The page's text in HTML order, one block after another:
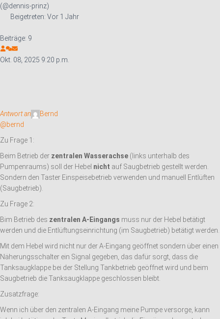
(@dennis-prinz)
Beigetreten: Vor 1 Jahr
Beiträge: 9
Okt. 08, 2025 9:20 p.m.
Antwort an
Bernd
@bernd
Zu Frage 1:
Beim Betrieb der zentralen Wasserachse (links unterhalb des
Pumpenraums) soll der Hebel nicht auf Saugbetrieb gestellt werden.
Sondern den Taster Einspeisebetrieb verwenden und manuell Entlüften
(Saugbetrieb).
Zu Frage 2:
Bim Betrieb des zentralen A-Eingangs muss nur der Hebel betätigt
werden und die Entlüftungseinrichtung (im Saugbetrieb) betätigt werden.
Mit dem Hebel wird nicht nur der A-Eingang geöffnet sondern über einen
Näherungsschalter ein Signal gegeben, das dafür sorgt, dass die
Tanksaugklappe bei der Stellung Tankbetrieb geöffnet wird und beim
Saugbetrieb die Tanksaugklappe geschlossen bleibt.
Zusatzfrage:
Wenn ich über den zentralen A-Eingang meine Pumpe versorge, kann